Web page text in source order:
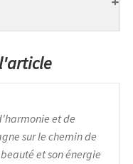
et de
sur le chemin de
et son énergie